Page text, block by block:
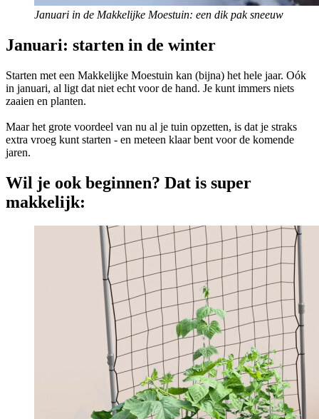
Januari in de Makkelijke Moestuin: een dik pak sneeuw
Januari: starten in de winter
Starten met een Makkelijke Moestuin kan (bijna) het hele jaar. Oók
in januari, al ligt dat niet echt voor de hand. Je kunt immers niets
zaaien en planten.
Maar het grote voordeel van nu al je tuin opzetten, is dat je straks
extra vroeg kunt starten - en meteen klaar bent voor de komende
jaren.
Wil je ook beginnen? Dat is super
makkelijk: